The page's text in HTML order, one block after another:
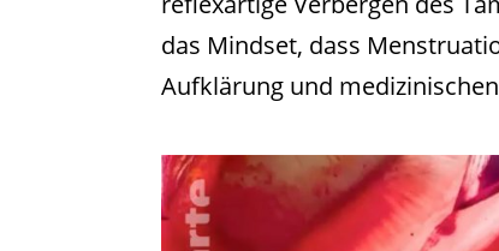
das Mindset, dass
Aufklärung und